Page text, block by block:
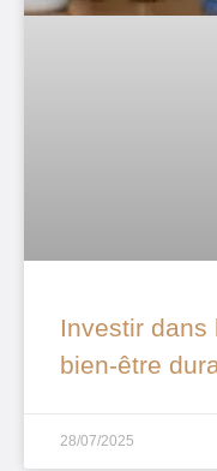
Investir dans
bien-être
28/07/2025